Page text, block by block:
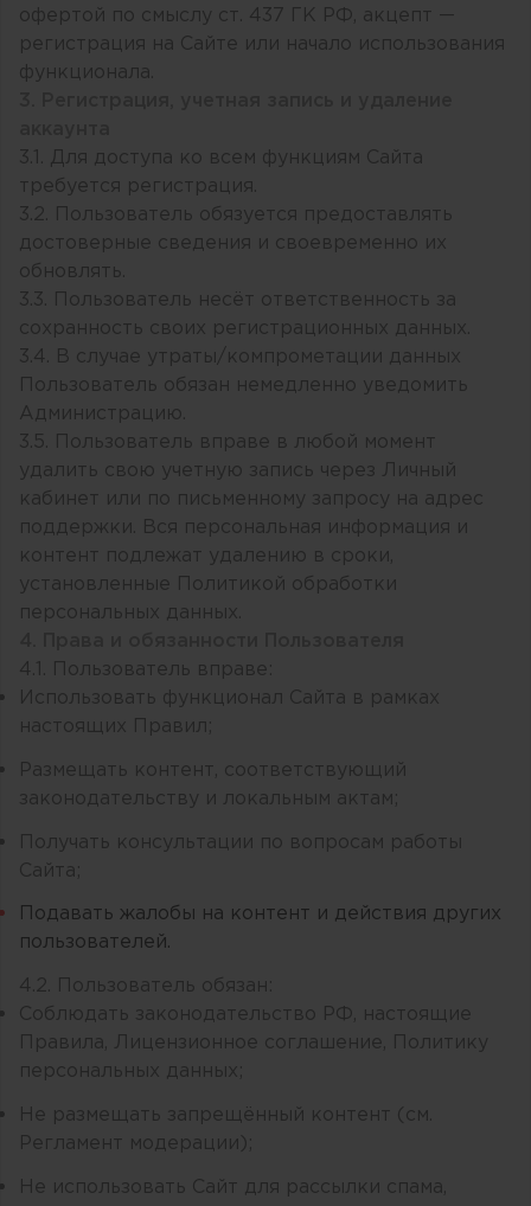
офертой по смыслу ст. 437 ГК РФ, акцепт —
регистрация на Сайте или начало использования
функционала.
3.1. Для доступа ко всем функциям Сайта
требуется регистрация.
3.2. Пользователь обязуется предоставлять
достоверные сведения и своевременно их
обновлять.
3.3. Пользователь несёт ответственность за
сохранность своих регистрационных данных.
3.4. В случае утраты/компрометации данных
Пользователь обязан немедленно уведомить
Администрацию.
3.5. Пользователь вправе в любой момент
удалить свою учетную запись через Личный
кабинет или по письменному запросу на адрес
поддержки. Вся персональная информация и
контент подлежат удалению в сроки,
установленные Политикой обработки
персональных данных.
4.1. Пользователь вправе:
Использовать функционал Сайта в рамках
настоящих Правил;
Размещать контент, соответствующий
законодательству и локальным актам;
Получать консультации по вопросам работы
Сайта;
Подавать жалобы на контент и действия других
пользователей.
4.2. Пользователь обязан:
Соблюдать законодательство РФ, настоящие
Правила, Лицензионное соглашение, Политику
персональных данных;
Не размещать запрещённый контент (см.
Регламент модерации);
Не использовать Сайт для рассылки спама,